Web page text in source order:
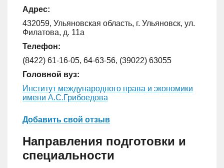
Адрес:
432059, Ульяновская область, г. Ульяновск, ул.
Филатова, д. 11а
Телефон:
(8422) 61-16-05, 64-63-56, (39022) 63055
Головной вуз:
Институт международного права и экономики
имени А.С.Грибоедова
Добавить свой отзыв
Направления подготовки и
специальности